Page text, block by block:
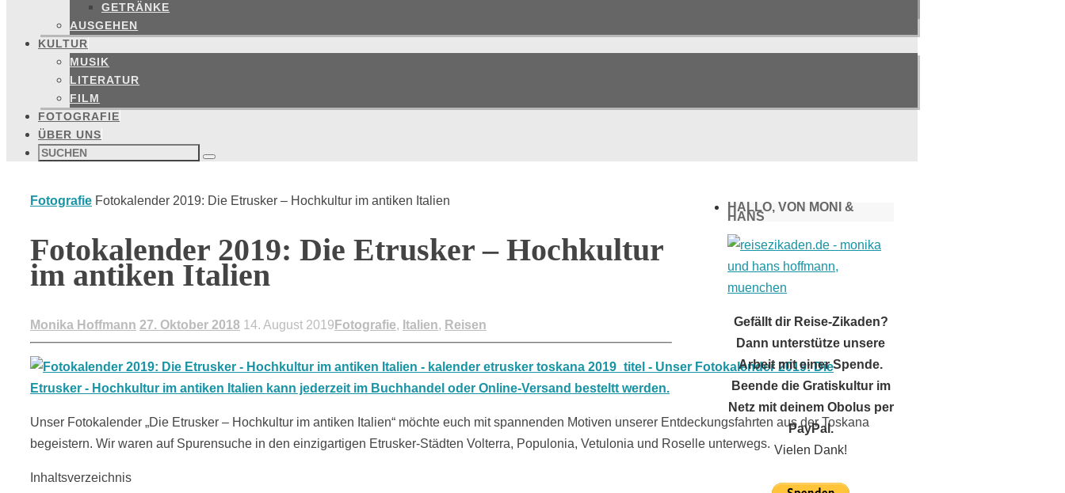
GETRÄNKE
AUSGEHEN
KULTUR
MUSIK
LITERATUR
FILM
FOTOGRAFIE
ÜBER UNS
Suchen
nach: Suchen
Start
Fotografie Fotokalender 2019: Die Etrusker – Hochkultur im antiken Italien
Fotokalender 2019: Die Etrusker – Hochkultur
im antiken Italien
Monika Hoffmann 27. Oktober 2018 14. August 2019 Fotografie, Italien, Reisen
Unser Fotokalender „Die Etrusker – Hochkultur im antiken Italien“ möchte euch mit spannenden Motiven unserer Entdeckungsfahrten aus der Toskana
begeistern. Wir waren auf Spurensuche in den einzigartigen Etrusker-Städten Volterra, Populonia, Vetulonia und Roselle unterwegs.
Inhaltsverzeichnis
HALLO, VON MONI &
HANS
Gefällt dir Reise-Zikaden?
Dann unterstütze unsere
Arbeit mit einer Spende.
Beende die Gratiskultur im
Netz mit deinem Obolus per
PayPal.
Vielen Dank!